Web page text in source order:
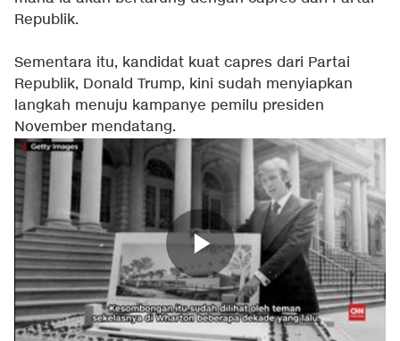
Republik.
Sementara itu, kandidat kuat capres dari Partai
Republik, Donald Trump, kini sudah menyiapkan
langkah menuju kampanye pemilu presiden
November mendatang.